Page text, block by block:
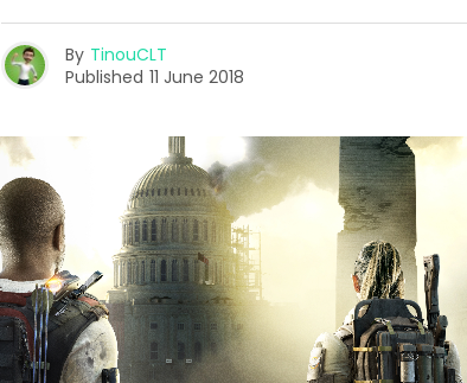
By TinouCLT
Published 11 June 2018